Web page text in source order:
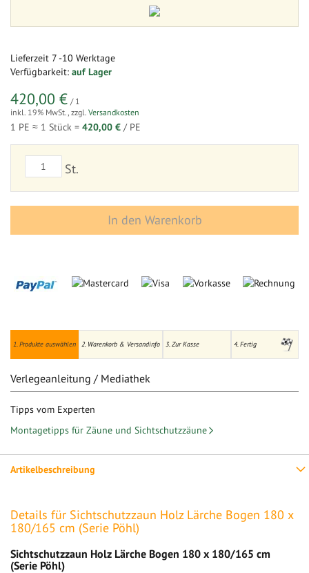
1. Produkte auswählen 2. Warenkorb & Versandinfo 3. Zur Kasse 4. Fertig
Lieferzeit 7 -10 Werktage
Verfügbarkeit: auf Lager
420,00 € / 1
inkl. 19% MwSt., zzgl. Versandkosten
1 PE ≈ 1 Stück = 420,00 € / PE
St.
In den Warenkorb
Artikelbeschreibung
Details für Sichtschutzzaun Holz Lärche Bogen 180 x
180/165 cm (Serie Pöhl)
Sichtschutzzaun Holz Lärche Bogen 180 x 180/165 cm
(Serie Pöhl)
Verlegeanleitung / Mediathek
Tipps vom Experten
Montagetipps für Zäune und Sichtschutzzäune